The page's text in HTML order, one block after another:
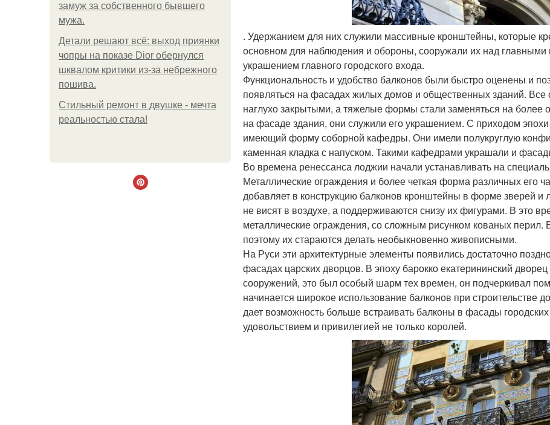
замуж за собственного бывшего
мужа.
Детали решают всё: выход приянки
чопры на показе Dior обернулся
шквалом критики из-за небрежного
пошива.
Стильный ремонт в двушке - мечта
реальностью стала!
. Удержанием для них служили массивные кронштейны, которые
основном для наблюдения и обороны, сооружали их над главными
украшением главного городского входа.
Функциональность и удобство балконов были быстро оценены и
появляться на фасадах жилых домов и общественных зданий. Все
наглухо закрытыми, а тяжелые формы стали заменяться на более
на фасаде здания, они служили его украшением. С приходом эпохи
имеющий форму соборной кафедры. Они имели полукруглую
каменная кладка с напуском. Такими кафедрами украшали и
Во времена ренессанса лоджии начали устанавливать на
Металлические ограждения и более четкая форма различных его
добавляет в конструкцию балконов кронштейны в форме зверей и
не висят в воздухе, а поддерживаются снизу их фигурами. В это
металлические ограждения, со сложным рисунком кованых
поэтому их стараются делать необыкновенно живописными.
На Руси эти архитектурные элементы появились достаточно
фасадах царских дворцов. В эпоху барокко екатерининский
сооружений, это был особый шарм тех времен, он подчеркивал
начинается широкое использование балконов при
дает возможность больше встраивать балконы в фасады
удовольствием и привилегией не только королей.